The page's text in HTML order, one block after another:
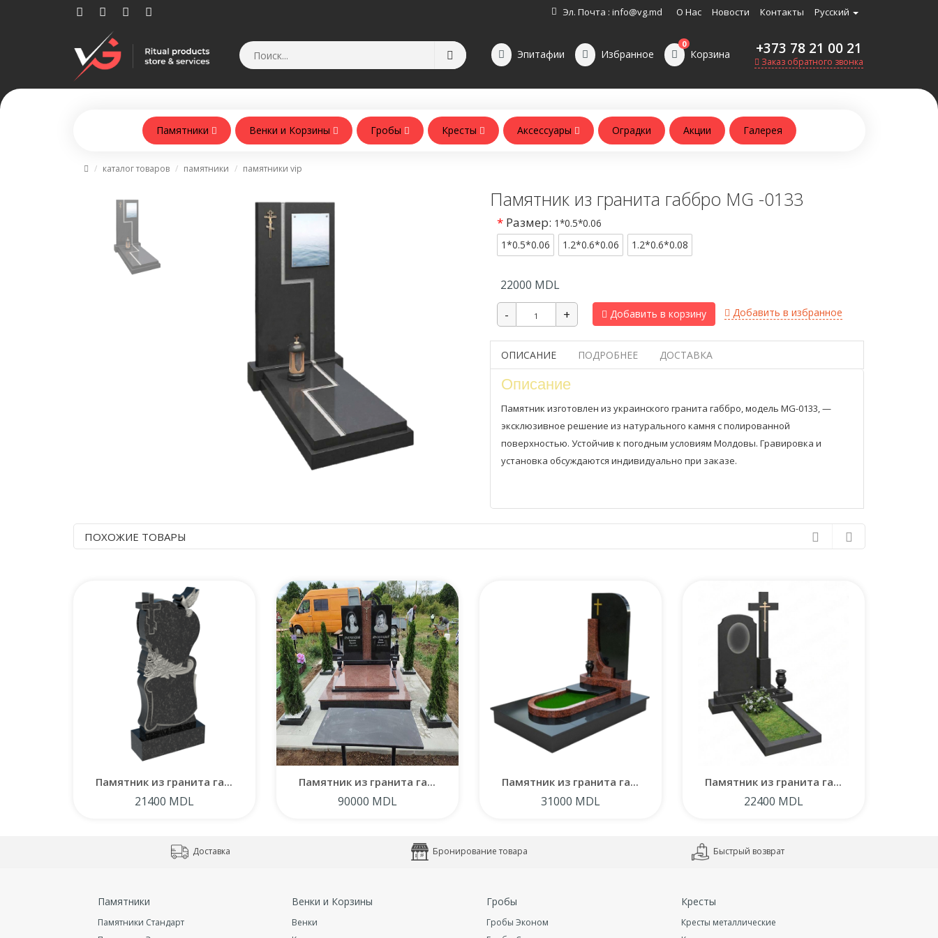
Эл. Почта : info@vg.md О Нас Новости Контакты Русский
Эпитафии Избранное Корзина
0 +373 78 21 00 21
Заказ обратного звонка
Памятники Венки и Корзины Гробы Кресты Аксессуары Оградки Акции Галерея
каталог товаров памятники памятники vip
Памятник из гранита габбро MG -0133
*Размер: 1*0.5*0.06
1*0.5*0.06
1.2*0.6*0.06 1.2*0.6*0.08
22000 MDL
Добавить в корзину Добавить в избранное
ОПИСАНИЕ ПОДРОБНЕЕ ДОСТАВКА
Описание
Памятник изготовлен из украинского гранита габбро, модель MG-0133, —
эксклюзивное решение из натурального камня с полированной
поверхностью. Устойчив к погодным условиям Молдовы. Гравировка и
установка обсуждаются индивидуально при заказе.
ПОХОЖИЕ ТОВАРЫ
Памятник из гранита га...
21400 MDL
Памятник из гранита га...
90000 MDL
Памятник из гранита га...
31000 MDL
Памятник из гранита га...
22400 MDL
Доставка Бронирование товара Быстрый возврат
Памятники
Памятники Стандарт
Венки и Корзины
Венки
Гробы
Гробы Эконом
Кресты
Кресты металлические